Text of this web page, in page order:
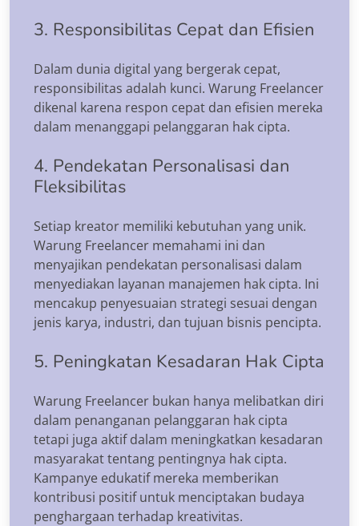
3. Responsibilitas Cepat dan Efisien
Dalam dunia digital yang bergerak cepat,
responsibilitas adalah kunci. Warung Freelancer
dikenal karena respon cepat dan efisien mereka
dalam menanggapi pelanggaran hak cipta.
4. Pendekatan Personalisasi dan
Fleksibilitas
Setiap kreator memiliki kebutuhan yang unik.
Warung Freelancer memahami ini dan
menyajikan pendekatan personalisasi dalam
menyediakan layanan manajemen hak cipta. Ini
mencakup penyesuaian strategi sesuai dengan
jenis karya, industri, dan tujuan bisnis pencipta.
5. Peningkatan Kesadaran Hak Cipta
Warung Freelancer bukan hanya melibatkan diri
dalam penanganan pelanggaran hak cipta
tetapi juga aktif dalam meningkatkan kesadaran
masyarakat tentang pentingnya hak cipta.
Kampanye edukatif mereka memberikan
kontribusi positif untuk menciptakan budaya
penghargaan terhadap kreativitas.